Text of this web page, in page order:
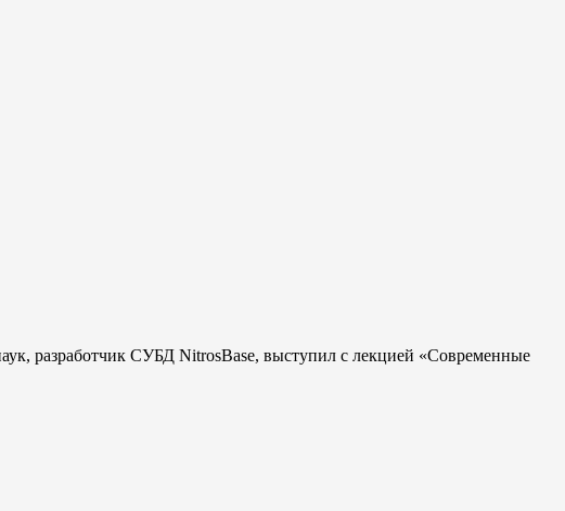
разработчик СУБД NitrosBase, выступил с лекцией «Современные